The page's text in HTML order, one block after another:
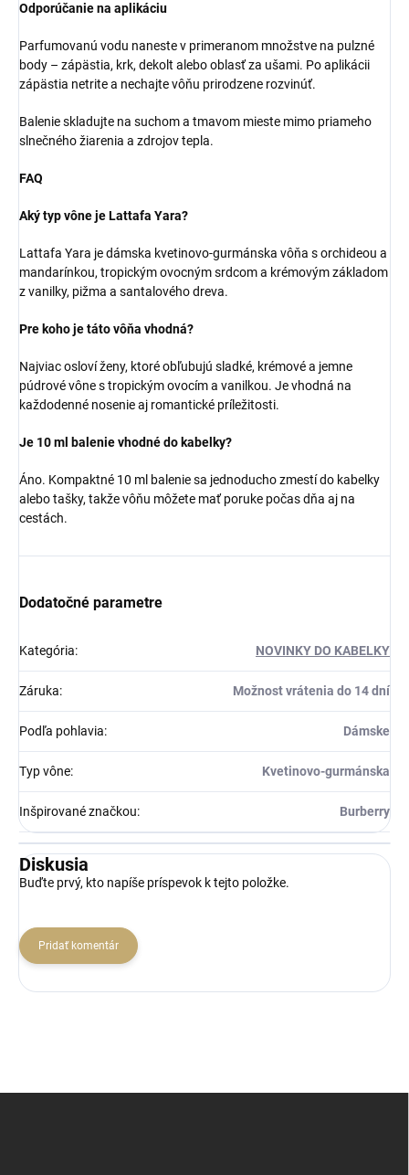
Odporúčanie na aplikáciu
Parfumovanú vodu naneste v primeranom množstve na pulzné
body – zápästia, krk, dekolt alebo oblasť za ušami. Po aplikácii
zápästia netrite a nechajte vôňu prirodzene rozvinúť.
Balenie skladujte na suchom a tmavom mieste mimo priameho
slnečného žiarenia a zdrojov tepla.
FAQ
Aký typ vône je Lattafa Yara?
Lattafa Yara je dámska kvetinovo-gurmánska vôňa s orchideou a
mandarínkou, tropickým ovocným srdcom a krémovým základom
z vanilky, pižma a santalového dreva.
Pre koho je táto vôňa vhodná?
Najviac osloví ženy, ktoré obľubujú sladké, krémové a jemne
púdrové vône s tropickým ovocím a vanilkou. Je vhodná na
každodenné nosenie aj romantické príležitosti.
Je 10 ml balenie vhodné do kabelky?
Áno. Kompaktné 10 ml balenie sa jednoducho zmestí do kabelky
alebo tašky, takže vôňu môžete mať poruke počas dňa aj na
cestách.
Dodatočné parametre
Kategória: NOVINKY DO KABELKY
Záruka: Možnost vrátenia do 14 dní
Podľa pohlavia: Dámske
Typ vône: Kvetinovo-gurmánska
Inšpirované značkou: Burberry
Diskusia
Buďte prvý, kto napíše príspevok k tejto položke.
Pridať komentár